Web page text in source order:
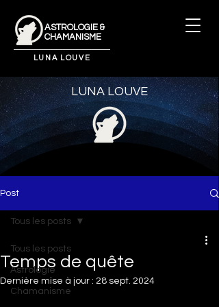
ASTROLOGIE &
CHAMANISME
LUNA LOUVE
LUNA LOUVE
Post
Tous les posts
Astrologie
Chamanisme
Tous les posts
Temps de quête
Dernière mise à jour : 28 sept. 2024